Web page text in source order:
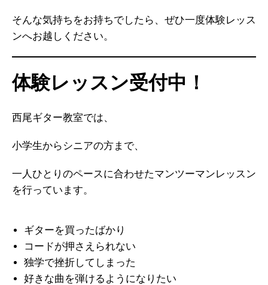
そんな気持ちをお持ちでしたら、ぜひ一度体験レッス
ンへお越しください。
体験レッスン受付中！
西尾ギター教室では、
小学生からシニアの方まで、
一人ひとりのペースに合わせたマンツーマンレッスン
を行っています。
ギターを買ったばかり
コードが押さえられない
独学で挫折してしまった
好きな曲を弾けるようになりたい